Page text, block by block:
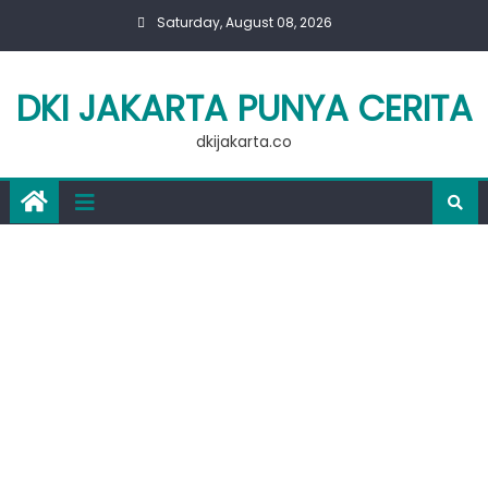
Saturday, August 08, 2026
DKI JAKARTA PUNYA CERITA
dkijakarta.co